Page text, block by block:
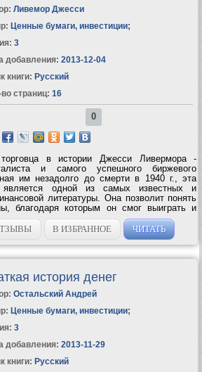
Ливемор Джесси
Ценные бумаги, инвестиции;
3
добавления: 2013-12-04
книги: Русский
страниц: 16
0
торговца в истории Джесси Ливермора -
и самого успешного биржевого
им незадолго до смерти в 1940 г., эта
одной из самых известных и
литературы. Она позволит понять
благодаря которым он смог выиграть и
долларов. В течение 45 лет торговли
рынка... В ИЗБРАННОЕ ЧИТАТЬ
история денег
Остальский Андрей
Ценные бумаги, инвестиции;
3
добавления: 2013-11-29
книги: Русский